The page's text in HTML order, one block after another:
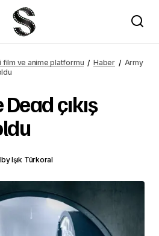
ve anime platformu Haber
Army
çıkış
byIşık Türkoral